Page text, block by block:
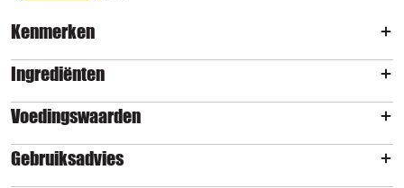
Kenmerken
Ingrediënten
Voedingswaarden
Gebruiksadvies